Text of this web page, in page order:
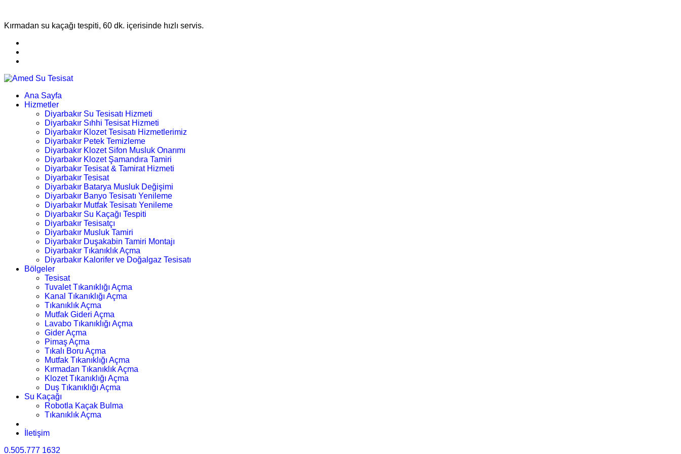
Kırmadan su kaçağı tespiti, 60 dk. içerisinde hızlı servis.
Ana Sayfa
Hizmetler
Diyarbakır Su Tesisatı Hizmeti
Diyarbakır Sıhhi Tesisat Hizmeti
Diyarbakır Klozet Tesisatı Hizmetlerimiz
Diyarbakır Petek Temizleme
Diyarbakır Klozet Sifon Musluk Onarımı
Diyarbakır Klozet Şamandıra Tamiri
Diyarbakır Tesisat & Tamirat Hizmeti
Diyarbakır Tesisat
Diyarbakır Batarya Musluk Değişimi
Diyarbakır Banyo Tesisatı Yenileme
Diyarbakır Mutfak Tesisatı Yenileme
Diyarbakır Su Kaçağı Tespiti
Diyarbakır Tesisatçı
Diyarbakır Musluk Tamiri
Diyarbakır Duşakabin Tamiri Montajı
Diyarbakır Tıkanıklık Açma
Diyarbakır Kalorifer ve Doğalgaz Tesisatı
Bölgeler
Tesisat
Tuvalet Tıkanıklığı Açma
Kanal Tıkanıklığı Açma
Tıkanıklık Açma
Mutfak Gideri Açma
Lavabo Tıkanıklığı Açma
Gider Açma
Pimaş Açma
Tıkalı Boru Açma
Mutfak Tıkanıklığı Açma
Kırmadan Tıkanıklık Açma
Klozet Tıkanıklığı Açma
Duş Tıkanıklığı Açma
Su Kaçağı
Robotla Kaçak Bulma
Tıkanıklık Açma
İletişim
0.505.777 1632